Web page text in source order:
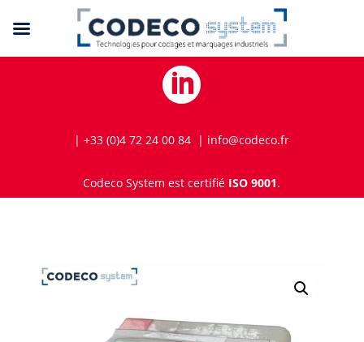

| +33 (0)4 72 24 00 84 | info@codeco.fr
Codeco System est certifié ISO 9001.